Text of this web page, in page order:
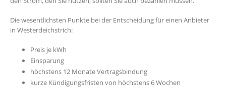
Die wesentlichsten Punkte bei der Entscheidung für einen Anbieter
in Westerdeichstrich:
Preis je kWh
Einsparung
höchstens 12 Monate Vertragsbindung
kurze Kündigungsfristen von höchstens 6 Wochen